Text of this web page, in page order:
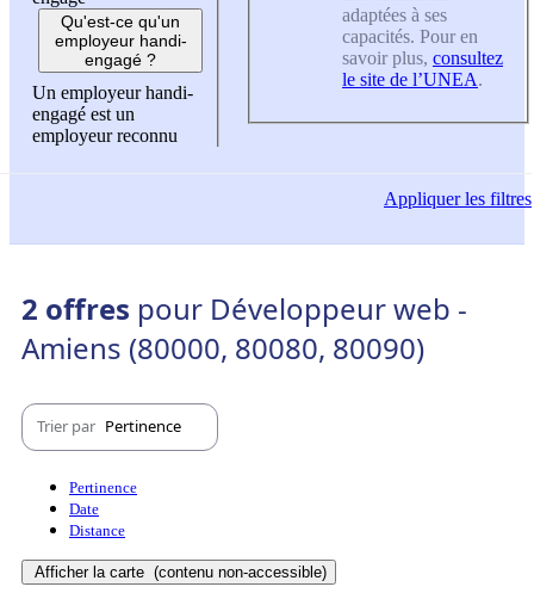
Qu'est-ce qu'un
employeur handi-
engagé ?
Un employeur handi-
engagé est un
employeur reconnu
adaptées à ses
capacités. Pour en
savoir plus, consultez
le site de l’UNEA.
Appliquerles filtres
2 offres pour Développeur web -
Amiens (80000, 80080, 80090)
Trier par Pertinence
Pertinence
Date
Distance
Afficher la carte (contenu non-accessible)